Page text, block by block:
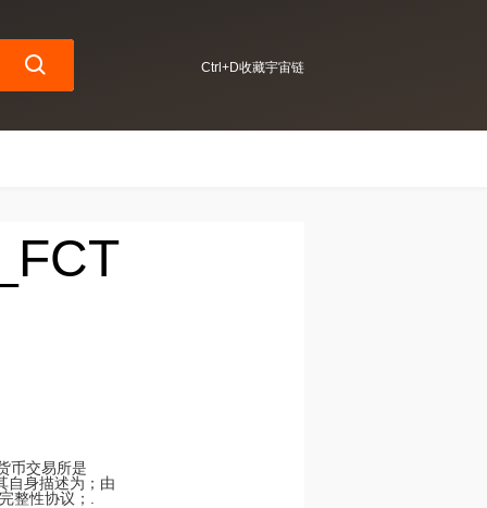
Ctrl+D收藏宇宙链
币交易所是
自身描述为；由
整性协议；.